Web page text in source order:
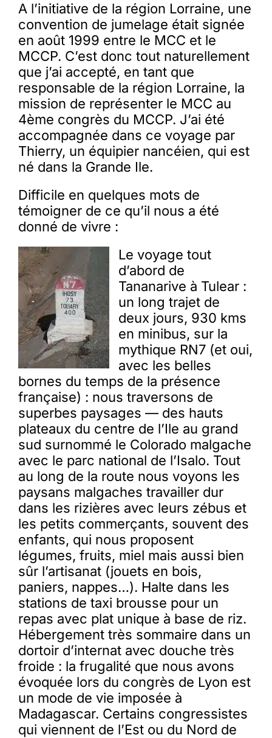
A l’initiative de la région Lorraine, une
convention de jumelage était signée
en août 1999 entre le MCC et le
MCCP. C’est donc tout naturellement
que j’ai accepté, en tant que
responsable de la région Lorraine, la
mission de représenter le MCC au
4ème congrès du MCCP. J’ai été
accompagnée dans ce voyage par
Thierry, un équipier nancéien, qui est
né dans la Grande Ile.
Difficile en quelques mots de
témoigner de ce qu’il nous a été
donné de vivre :
Le voyage tout
d’abord de
Tananarive à Tulear :
un long trajet de
deux jours, 930 kms
en minibus, sur la
mythique RN7 (et oui,
avec les belles
bornes du temps de la présence
française) : nous traversons de
superbes paysages — des hauts
plateaux du centre de l’Ile au grand
sud surnommé le Colorado malgache
avec le parc national de l’Isalo. Tout
au long de la route nous voyons les
paysans malgaches travailler dur
dans les rizières avec leurs zébus et
les petits commerçants, souvent des
enfants, qui nous proposent
légumes, fruits, miel mais aussi bien
sûr l’artisanat (jouets en bois,
paniers, nappes…). Halte dans les
stations de taxi brousse pour un
repas avec plat unique à base de riz.
Hébergement très sommaire dans un
dortoir d’internat avec douche très
froide : la frugalité que nous avons
évoquée lors du congrès de Lyon est
un mode de vie imposée à
Madagascar. Certains congressistes
qui viennent de l’Est ou du Nord de